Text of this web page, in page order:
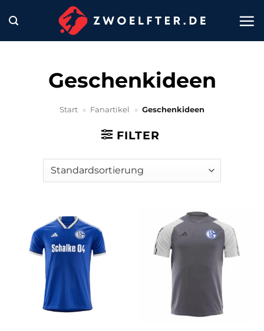
Inhalt
springen
Geschenkideen
Start » Fanartikel » Geschenkideen
FILTER